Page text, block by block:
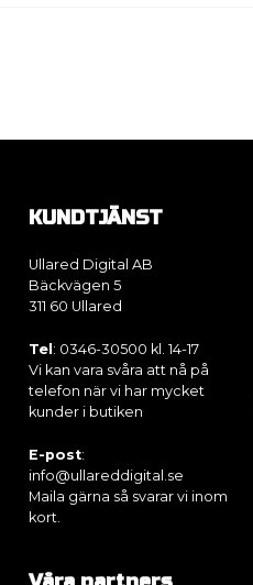
KUNDTJÄNST
Ullared Digital AB
Bäckvägen 5
311 60 Ullared
Tel : 0346-30500 kl. 14-17
Vi kan vara svåra att nå på
telefon när vi har mycket
kunder i butiken
E-post:
info@ullareddigital.se
Maila gärna så svarar vi inom
kort.